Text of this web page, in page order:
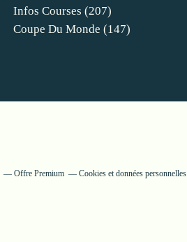
Infos Courses (207)
Coupe Du Monde (147)
Offre Premium Cookies et données personnelles